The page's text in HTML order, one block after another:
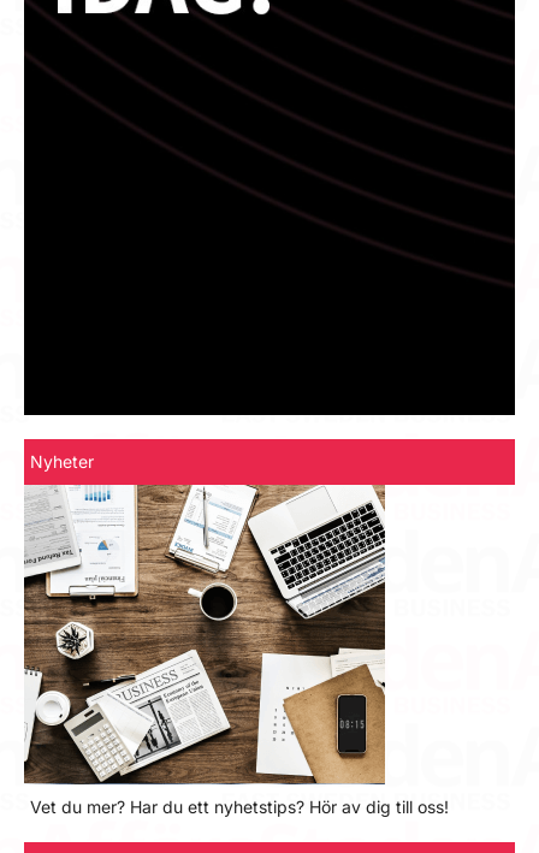
Nyheter
Vet du mer? Har du ett nyhetstips? Hör av dig till oss!